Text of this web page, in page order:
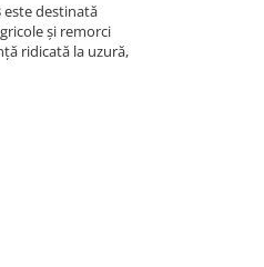
este destinată
și remorci
ridicată la uzură,